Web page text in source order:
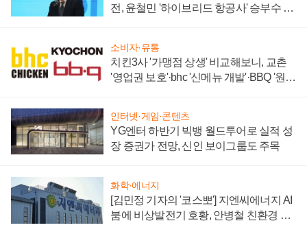
전, 윤철민 '하이브리드 항공사' 승부수 통
소비자·유통
치킨3사 '가맹점 상생' 비교해보니, 교촌
'영업권 보호'·bhc '신메뉴 개발'·BBQ '원가
인터넷·게임·콘텐츠
YG엔터 하반기 빅뱅 월드투어로 실적 성
장 증권가 전망, 신인 보이그룹도 주목
화학·에너지
[김민정 기자의 '코스뽀'] 지엔씨에너지 AI
붐에 비상발전기 호황, 안병철 친환경 에